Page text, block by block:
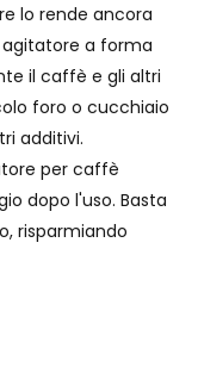
lo rende ancora
a forma
il caffè e gli altri
foro o cucchiaio
additivi.
per caffè
dopo l'uso. Basta
risparmiando